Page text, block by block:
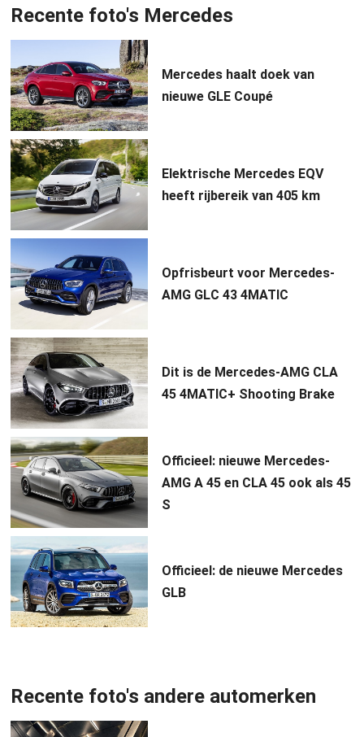
Recente foto's Mercedes
Mercedes haalt doek van
nieuwe GLE Coupé
Elektrische Mercedes EQV
heeft rijbereik van 405 km
Opfrisbeurt voor Mercedes-
AMG GLC 43 4MATIC
Dit is de Mercedes-AMG CLA
45 4MATIC+ Shooting Brake
Officieel: nieuwe Mercedes-
AMG A 45 en CLA 45 ook als 45
S
Officieel: de nieuwe Mercedes
GLB
Recente foto's andere automerken